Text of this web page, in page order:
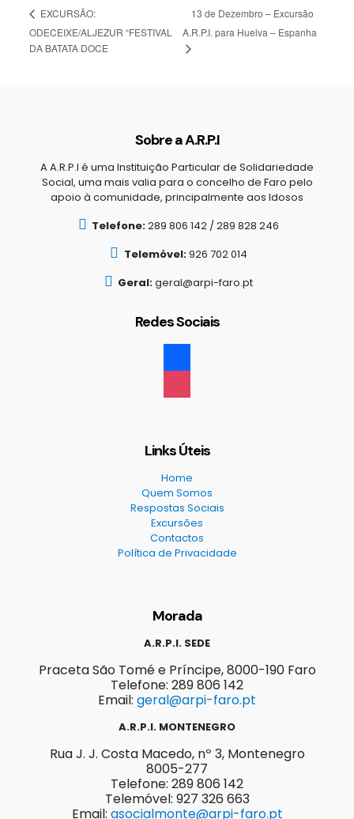
EXCURSÃO:
ODECEIXE/ALJEZUR “FESTIVAL
DA BATATA DOCE
13 de Dezembro – Excursão
A.R.P.I. para Huelva – Espanha
Sobre a A.R.P.I
A A.R.P.I é uma Instituição Particular de Solidariedade
Social, uma mais valia para o concelho de Faro pelo
apoio à comunidade, principalmente aos Idosos
Telefone:289 806 142 / 289 828 246
Telemóvel:926 702 014
Geral:geral@arpi-faro.pt
Redes Sociais
facebook
instagram
Links Úteis
Home
Quem Somos
Respostas Sociais
Excursões
Contactos
Política de Privacidade
Morada
A.R.P.I. SEDE
Praceta São Tomé e Príncipe, 8000-190 Faro
Telefone: 289 806 142
Email: geral@arpi-faro.pt
A.R.P.I. MONTENEGRO
Rua J. J. Costa Macedo, nº 3, Montenegro
8005-277
Telefone: 289 806 142
Telemóvel: 927 326 663
Email: asocialmonte@arpi-faro.pt